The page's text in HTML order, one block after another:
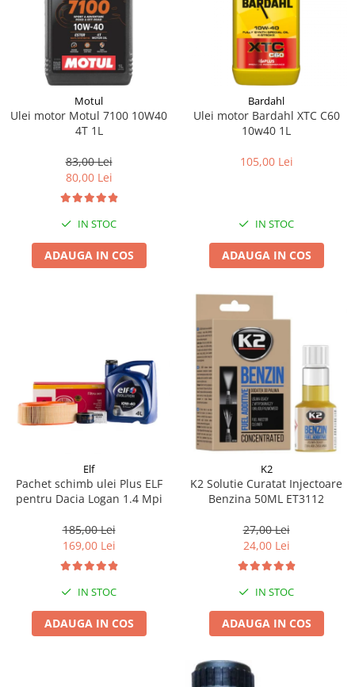
Motul
Ulei motor Motul 7100 10W40
4T 1L
83,00 Lei
80,00 Lei
IN STOC
ADAUGA IN COS
Bardahl
Ulei motor Bardahl XTC C60
10w40 1L
105,00 Lei
IN STOC
ADAUGA IN COS
Elf
Pachet schimb ulei Plus ELF
pentru Dacia Logan 1.4 Mpi
185,00 Lei
169,00 Lei
IN STOC
ADAUGA IN COS
K2
K2 Solutie Curatat Injectoare
Benzina 50ML ET3112
27,00 Lei
24,00 Lei
IN STOC
ADAUGA IN COS